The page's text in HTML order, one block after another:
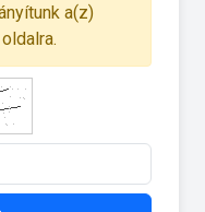
a(z)
oldalra.